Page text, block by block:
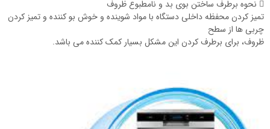
 نحوه برطرف ساختن بوی بد و نامطبوع ظروف
تمیز کردن محفظه داخلی دستگاه با مواد شوینده و خوش بو کننده و تمیز کردن
چربی ها از سطح
ظروف، برای برطرف کردن این مشکل بسیار کمک کننده می باشد.